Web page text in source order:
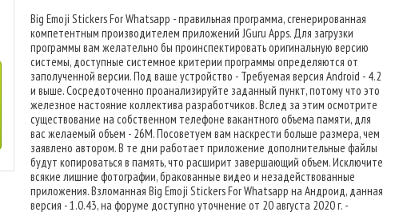
Big Emoji Stickers For Whatsapp - правильная программа, сгенерированная
компетентным производителем приложений JGuru Apps. Для загрузки
программы вам желательно бы проинспектировать оригинальную версию
системы, доступные системное критерии программы определяются от
заполученной версии. Под ваше устройство - Требуемая версия Android - 4.2
и выше. Сосредоточенно проанализируйте заданный пункт, потому что это
железное настояние коллектива разработчиков. Вслед за этим осмотрите
существование на собственном телефоне вакантного объема памяти, для
вас желаемый объем - 26M. Посоветуем вам наскрести больше размера, чем
заявлено автором. В те дни работает приложение дополнительные файлы
будут копироваться в память, что расширит завершающий объем. Исключите
всякие лишние фотографии, бракованные видео и незадействованные
приложения. Взломанная Big Emoji Stickers For Whatsapp на Андроид, данная
версия - 1.0.43, на форуме доступно уточнение от 20 августа 2020 г. -